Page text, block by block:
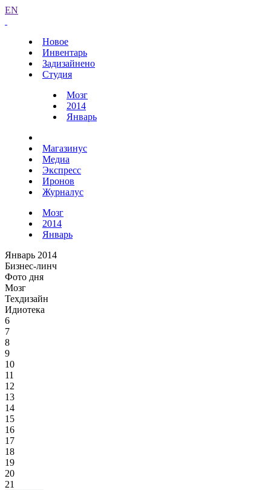
EN
Новое
Инвентарь
Задизайнено
Студия
Мозг
2014
Январь
Магазинус
Медиа
Экспресс
Иронов
Журналус
Мозг
2014
Январь
Январь 2014
Бизнес-линч
Фото дня
Мозг
Техдизайн
Идиотека
6
7
8
9
10
11
12
13
14
15
16
17
18
19
20
21